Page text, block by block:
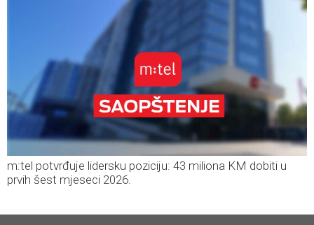
m:tel potvrđuje lidersku poziciju: 43 miliona KM dobiti u
prvih šest mjeseci 2026.